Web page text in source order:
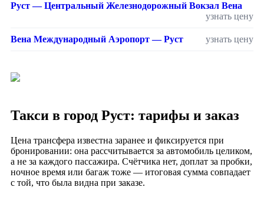
Руст — Центральный Железнодорожный Вокзал Вена
узнать цену
Вена Международный Аэропорт — Руст узнать цену
Такси в город Руст: тарифы и заказ
Цена трансфера известна заранее и фиксируется при
бронировании: она рассчитывается за автомобиль целиком,
а не за каждого пассажира. Счётчика нет, доплат за пробки,
ночное время или багаж тоже — итоговая сумма совпадает
с той, что была видна при заказе.